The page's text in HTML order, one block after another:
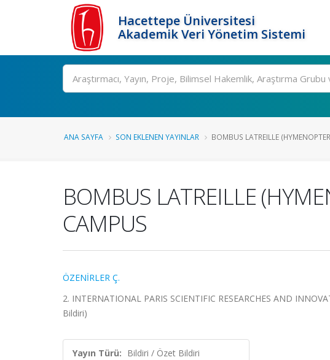
Hacettepe Üniversitesi
Akademik Veri Yönetim Sistemi
Ara
ANA SAYFA SON EKLENEN YAYINLAR BOMBUS LATREILLE
BOMBUS LATREILLE
CAMPUS
ÖZENİRLER Ç.
2. INTERNATIONAL PARIS SCIENTIFIC RESEARCHES AND
Bildiri)
Yayın Türü: Bildiri / Özet Bildiri